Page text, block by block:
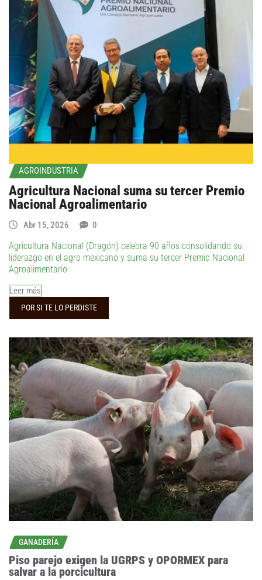
AGROINDUSTRIA
Agricultura Nacional suma su tercer Premio
Nacional Agroalimentario
Abr 15, 2026 0
Agricultura Nacional (Dragón) celebra 90 años consolidando su
liderazgo en el agro mexicano y suma su tercer Premio Nacional
Agroalimentario
Leer más
POR SI TE LO PERDISTE
GANADERÍA
Piso parejo exigen la UGRPS y OPORMEX para
salvar a la porcicultura